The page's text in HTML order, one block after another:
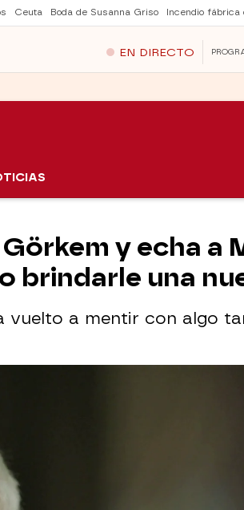
Ceuta Boda de Susanna Griso Incendio fábrica
EN DIRECTO
y echa a
brindarle una
vuelto a mentir con algo
toda la verdad: "Çetin me